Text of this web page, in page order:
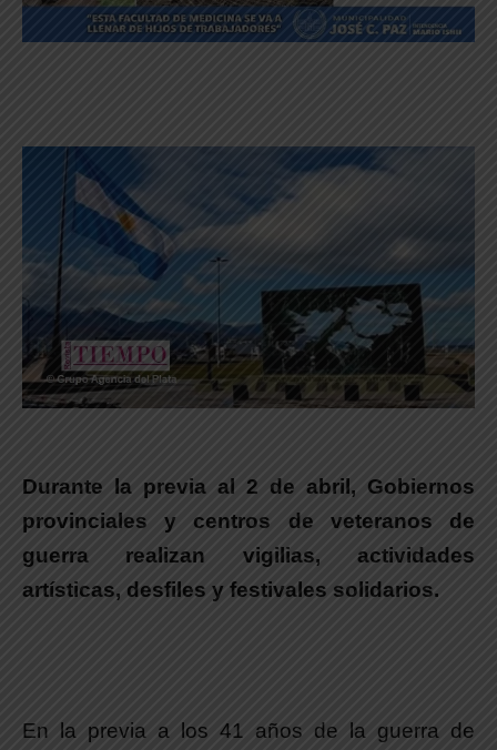
Durante la previa al 2 de abril, Gobiernos
provinciales y centros de veteranos de
guerra realizan vigilias, actividades
artísticas, desfiles y festivales solidarios.
En la previa a los 41 años de la guerra de